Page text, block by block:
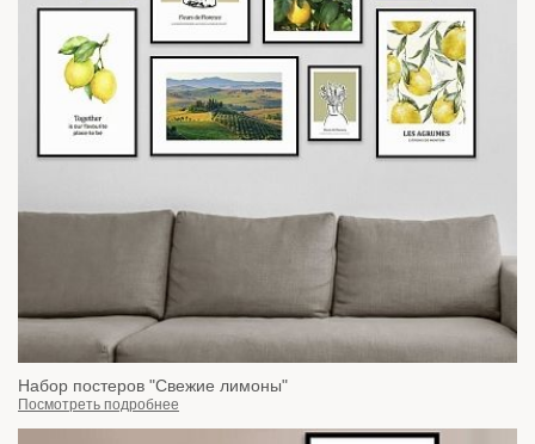
Набор постеров "Свежие лимоны"
Посмотреть подробнее